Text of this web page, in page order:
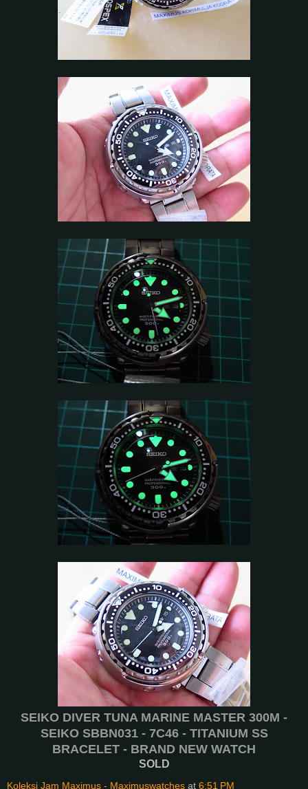
SEIKO DIVER TUNA MARINE MASTER 300M -
SEIKO SBBN031 - 7C46 - TITANIUM SS
BRACELET - BRAND NEW WATCH
SOLD
Koleksi Jam Maximus - Maximuswatches at 6:51 PM